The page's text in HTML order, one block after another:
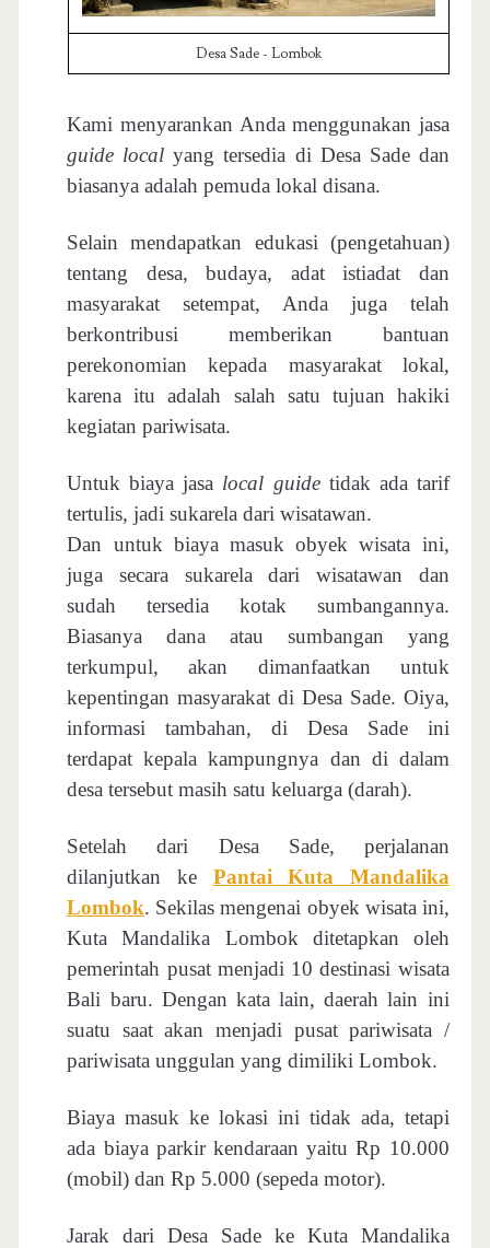
Desa Sade - Lombok
Kami menyarankan Anda menggunakan jasa
guide localyang tersedia di Desa Sade dan
biasanya adalah pemuda lokal disana.
Selain mendapatkan edukasi (pengetahuan)
tentang desa, budaya, adat istiadat dan
masyarakat setempat, Anda juga telah
berkontribusi memberikan bantuan
perekonomian kepada masyarakat lokal,
karena itu adalah salah satu tujuan hakiki
kegiatan pariwisata.
Untuk biaya jasa local guidetidak ada tarif
tertulis, jadi sukarela dari wisatawan.
Dan untuk biaya masuk obyek wisata ini,
juga secara sukarela dari wisatawan dan
sudah tersedia kotak sumbangannya.
Biasanya dana atau sumbangan yang
terkumpul, akan dimanfaatkan untuk
kepentingan masyarakat di Desa Sade. Oiya,
informasi tambahan, di Desa Sade ini
terdapat kepala kampungnya dan di dalam
desa tersebut masih satu keluarga (darah).
Setelah dari Desa Sade, perjalanan
dilanjutkan ke Pantai Kuta Mandalika
Lombok. Sekilas mengenai obyek wisata ini,
Kuta Mandalika Lombok ditetapkan oleh
pemerintah pusat menjadi 10 destinasi wisata
Bali baru. Dengan kata lain, daerah lain ini
suatu saat akan menjadi pusat pariwisata /
pariwisata unggulan yang dimiliki Lombok.
Biaya masuk ke lokasi ini tidak ada, tetapi
ada biaya parkir kendaraan yaitu Rp 10.000
(mobil) dan Rp 5.000 (sepeda motor).
Jarak dari Desa Sade ke Kuta Mandalika